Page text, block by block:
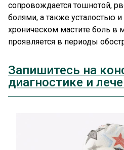
сопровождается тошнотой,
болями, а также усталостью
хроническом мастите боль в
проявляется в периоды
Запишитесь на
диагностике и